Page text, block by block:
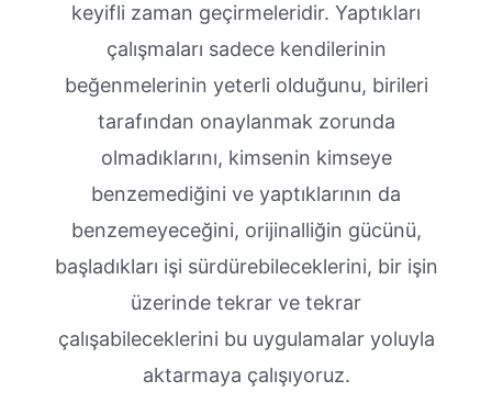
keyifli zaman geçirmeleridir. Yaptıkları
çalışmaları sadece kendilerinin
beğenmelerinin yeterli olduğunu, birileri
tarafından onaylanmak zorunda
olmadıklarını, kimsenin kimseye
benzemediğini ve yaptıklarının da
benzemeyeceğini, orijinalliğin gücünü,
başladıkları işi sürdürebileceklerini, bir işin
üzerinde tekrar ve tekrar
çalışabileceklerini bu uygulamalar yoluyla
aktarmaya çalışıyoruz.